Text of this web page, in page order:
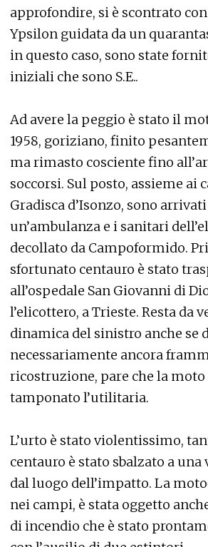
approfondire, si è scontrato
Ypsilon guidata da un
in questo caso, sono state
iniziali che sono S.E..
Ad avere la peggio è stato il
1958, goriziano, finito
ma rimasto cosciente fino
soccorsi. Sul posto, assieme ai
Gradisca d’Isonzo, sono
un’ambulanza e i sanitari
decollato da Campoformido.
sfortunato centauro è stato
all’ospedale San Giovanni di
l’elicottero, a Trieste. Resta da
dinamica del sinistro anche se
necessariamente ancora
ricostruzione, pare che la
tamponato l’utilitaria.
L’urto è stato violentissimo,
centauro è stato sbalzato a
dal luogo dell’impatto. La
nei campi, è stata oggetto
di incendio che è stato